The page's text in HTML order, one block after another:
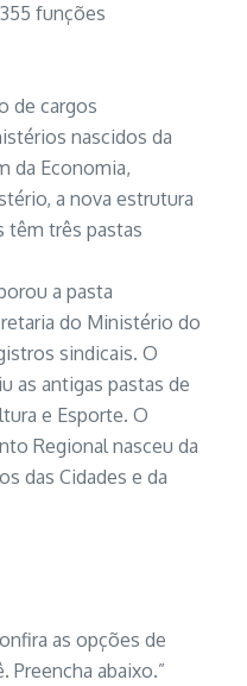
funções
de cargos
nascidos da
da Economia,
a nova estrutura
têm três pastas
a pasta
do Ministério do
sindicais. O
as antigas pastas de
e Esporte. O
Regional nasceu da
das Cidades e da
as opções de
Preencha abaixo.”